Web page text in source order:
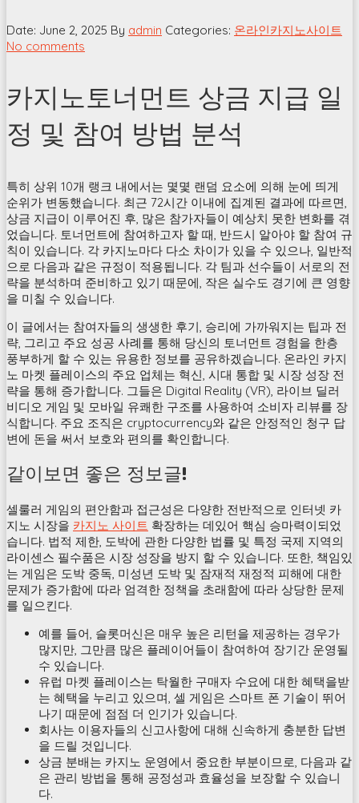
Date: June 2, 2025 By admin Categories: 온라인카지노사이트
No comments
카지노토너먼트 상금 지급 일
정 및 참여 방법 분석
특히 상위 10개 랭크 내에서는 몇몇 랜덤 요소에 의해 눈에 띄게
순위가 변동했습니다. 최근 72시간 이내에 집계된 결과에 따르면,
상금 지급이 이루어진 후, 많은 참가자들이 예상치 못한 변화를 겪
었습니다. 토너먼트에 참여하고자 할 때, 반드시 알아야 할 참여 규
칙이 있습니다. 각 카지노마다 다소 차이가 있을 수 있으나, 일반적
으로 다음과 같은 규정이 적용됩니다. 각 팀과 선수들이 서로의 전
략을 분석하며 준비하고 있기 때문에, 작은 실수도 경기에 큰 영향
을 미칠 수 있습니다.
이 글에서는 참여자들의 생생한 후기, 승리에 가까워지는 팁과 전
략, 그리고 주요 성공 사례를 통해 당신의 토너먼트 경험을 한층
풍부하게 할 수 있는 유용한 정보를 공유하겠습니다. 온라인 카지
노 마켓 플레이스의 주요 업체는 혁신, 시대 통합 및 시장 성장 전
략을 통해 증가합니다. 그들은 Digital Reality (VR), 라이브 딜러
비디오 게임 및 모바일 유쾌한 구조를 사용하여 소비자 리뷰를 장
식합니다. 주요 조직은 cryptocurrency와 같은 안정적인 청구 답
변에 돈을 써서 보호와 편의를 확인합니다.
같이보면 좋은 정보글!
셀룰러 게임의 편안함과 접근성은 다양한 전반적으로 인터넷 카
지노 시장을 카지노 사이트 확장하는 데있어 핵심 승마력이되었
습니다. 법적 제한, 도박에 관한 다양한 법률 및 특정 국제 지역의
라이센스 필수품은 시장 성장을 방지 할 수 있습니다. 또한, 책임있
는 게임은 도박 중독, 미성년 도박 및 잠재적 재정적 피해에 대한
문제가 증가함에 따라 엄격한 정책을 초래함에 따라 상당한 문제
를 일으킨다.
예를 들어, 슬롯머신은 매우 높은 리턴을 제공하는 경우가
많지만, 그만큼 많은 플레이어들이 참여하여 장기간 운영될
수 있습니다.
유럽 ​​마켓 플레이스는 탁월한 구매자 수요에 대한 혜택을받
는 혜택을 누리고 있으며, 셀 게임은 스마트 폰 기술이 뛰어
나기 때문에 점점 더 인기가 있습니다.
회사는 이용자들의 신고사항에 대해 신속하게 충분한 답변
을 드릴 것입니다.
상금 분배는 카지노 운영에서 중요한 부분이므로, 다음과 같
은 관리 방법을 통해 공정성과 효율성을 보장할 수 있습니
다.